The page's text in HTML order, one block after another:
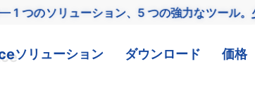
— 1 つのソリューション、5 つの強力なツール。
ソリューション ダウンロード 価格